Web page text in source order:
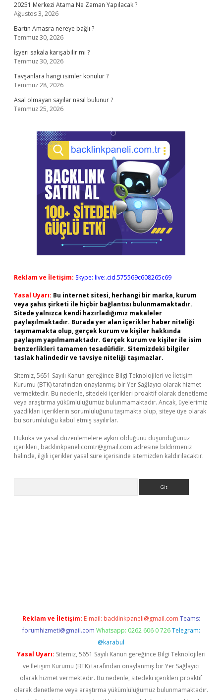
20251 Merkezi Atama Ne Zaman Yapılacak ?
Ağustos 3, 2026
Bartın Amasra nereye bağlı ?
Temmuz 30, 2026
İşyeri sakala karışabilir mi ?
Temmuz 30, 2026
Tavşanlara hangi isimler konulur ?
Temmuz 28, 2026
Asal olmayan sayılar nasıl bulunur ?
Temmuz 25, 2026
Reklam ve İletişim: Skype: live:.cid.575569c608265c69
Yasal Uyarı: Bu internet sitesi, herhangi bir marka, kurum
veya şahıs şirketi ile hiçbir bağlantısı bulunmamaktadır.
Sitede yalnızca kendi hazırladığımız makaleler
paylaşılmaktadır. Burada yer alan içerikler haber niteliği
taşımamakta olup, gerçek kurum ve kişiler hakkında
paylaşım yapılmamaktadır. Gerçek kurum ve kişiler ile isim
benzerlikleri tamamen tesadüfidir. Sitemizdeki bilgiler
taslak halindedir ve tavsiye niteliği taşımazlar.
Sitemiz, 5651 Sayılı Kanun gereğince Bilgi Teknolojileri ve İletişim
Kurumu (BTK) tarafından onaylanmış bir Yer Sağlayıcı olarak hizmet
vermektedir. Bu nedenle, sitedeki içerikleri proaktif olarak denetleme
veya araştırma yükümlülüğümüz bulunmamaktadır. Ancak, üyelerimiz
yazdıkları içeriklerin sorumluluğunu taşımakta olup, siteye üye olarak
bu sorumluluğu kabul etmiş sayılırlar.
Hukuka ve yasal düzenlemelere aykırı olduğunu düşündüğünüz
içerikleri, backlinkpanelicomtr@gmail.com adresine bildirmeniz
halinde, ilgili içerikler yasal süre içerisinde sitemizden kaldırılacaktır.
Reklam ve İletişim: E-mail: backlinkpaneli@gmail.com Teams:
forumhizmeti@gmail.com Whatsapp: 0262 606 0 726 Telegram:
@karabul
Yasal Uyarı: Sitemiz, 5651 Sayılı Kanun gereğince Bilgi Teknolojileri
ve İletişim Kurumu (BTK) tarafından onaylanmış bir Yer Sağlayıcı
olarak hizmet vermektedir. Bu nedenle, sitedeki içerikleri proaktif
olarak denetleme veya araştırma yükümlülüğümüz bulunmamaktadır.